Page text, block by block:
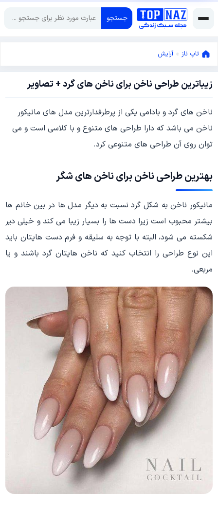
جستجو
تاپ ناز » آرایش
زیباترین طراحی ناخن برای ناخن های گرد + تصاویر
مارس
2018نوامبر
2018
ناخن های گرد و بادامی یکی از پرطرفدارترین مدل های مانیکور
ناخن می باشد که دارا طراحی های متنوع و با کلاسی است و می
توان روی آن طراحی های متنوعی کرد.
بهترین طراحی ناخن برای ناخن های شگر
مانیکور ناخن به شکل گرد نسبت به دیگر مدل ها در بین خانم ها
بیشتر محبوب است زیرا دست ها را بسیار زیبا می کند و خیلی دیر
شکسته می شود، البته با توجه به سلیقه و فرم دست هایتان باید
این نوع طراحی را انتخاب کنید که ناخن هایتان گرد باشند و یا
مربعی.